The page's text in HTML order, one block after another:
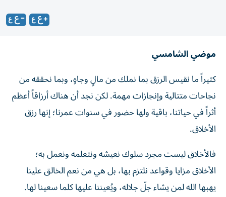
موضي الشامسي
كثيراً ما نقيس الرزق بما نملك من مالٍ وجاهٍ، وبما نحققه من
نجاحات متتالية وإنجازات مهمة. لكن نجد أن هناك أرزاقاً أعظم
أثراً في حياتنا، باقية ولها حضور في سنوات عمرنا؛ إنها رزق
الأخلاق.
فالأخلاق ليست مجرد سلوك نعيشه ونتعلمه ونعمل به؛
الأخلاق مزايا وقواعد نلتزم بها، بل هي من نعم الخالق علينا
يهبها الله لمن يشاء جلّ جلاله، ويُعيننا عليها كلما سعينا لها.